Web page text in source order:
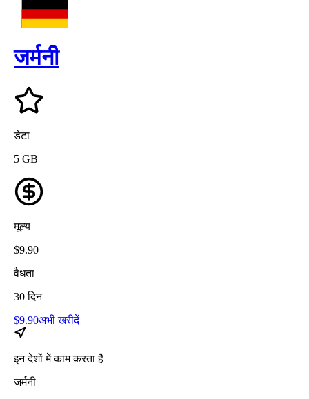
जर्मनी
डेटा
5 GB
मूल्य
$9.90
वैधता
30 दिन
$9.90अभी खरीदें
इन देशों में काम करता है
जर्मनी